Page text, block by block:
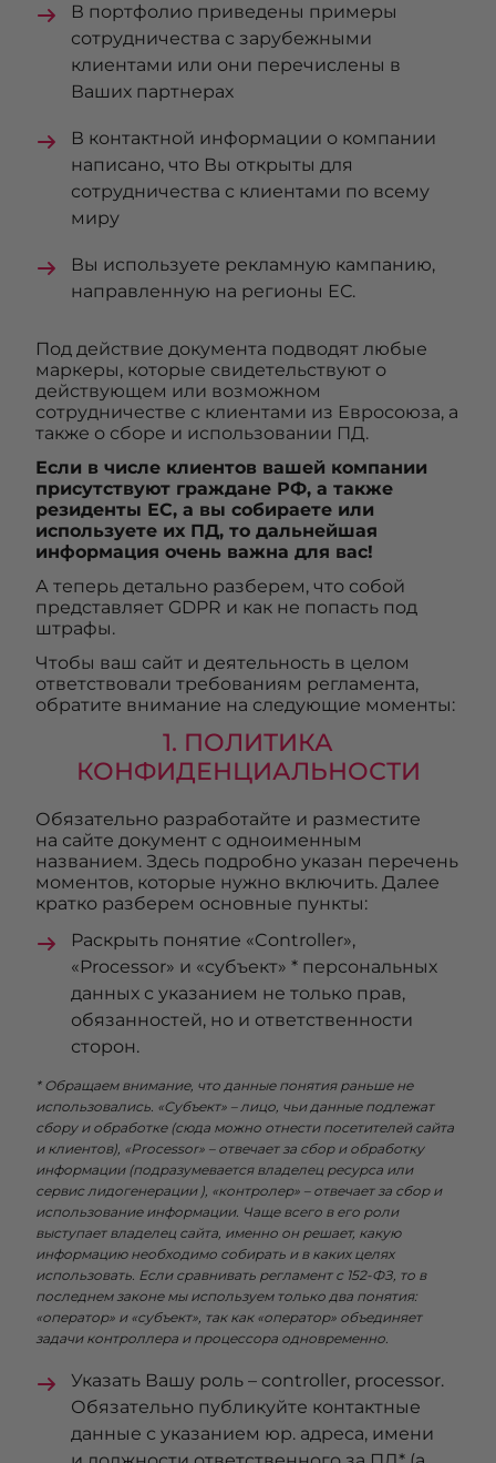
В портфолио приведены примеры
сотрудничества с зарубежными
клиентами или они перечислены в
Ваших партнерах
В контактной информации о компании
написано, что Вы открыты для
сотрудничества с клиентами по всему
миру
Вы используете рекламную кампанию,
направленную на регионы ЕС.
Под действие документа подводят любые
маркеры, которые свидетельствуют о
действующем или возможном
сотрудничестве с клиентами из Евросоюза, а
также о сборе и использовании ПД.
Если в числе клиентов вашей компании
присутствуют граждане РФ, а также
резиденты ЕС, а вы собираете или
используете их ПД, то дальнейшая
информация очень важна для вас!
А теперь детально разберем, что собой
представляет GDPR и как не попасть под
штрафы.
Чтобы ваш сайт и деятельность в целом
ответствовали требованиям регламента,
обратите внимание на следующие моменты:
1. ПОЛИТИКА
КОНФИДЕНЦИАЛЬНОСТИ
Обязательно разработайте и разместите
на сайте документ с одноименным
названием. Здесь подробно указан перечень
моментов, которые нужно включить. Далее
кратко разберем основные пункты:
Раскрыть понятие «Controller»,
«Processor» и «субъект» * персональных
данных с указанием не только прав,
обязанностей, но и ответственности
сторон.
* Обращаем внимание, что данные понятия раньше не
использовались. «Субъект» – лицо, чьи данные подлежат
сбору и обработке (сюда можно отнести посетителей сайта
и клиентов), «Processor» – отвечает за сбор и обработку
информации (подразумевается владелец ресурса или
сервис лидогенерации ), «контролер» – отвечает за сбор и
использование информации. Чаще всего в его роли
выступает владелец сайта, именно он решает, какую
информацию необходимо собирать и в каких целях
использовать. Если сравнивать регламент с 152-ФЗ, то в
последнем законе мы используем только два понятия:
«оператор» и «субъект», так как «оператор» объединяет
задачи контроллера и процессора одновременно.
Указать Вашу роль – controller, processor.
Обязательно публикуйте контактные
данные с указанием юр. адреса, имени